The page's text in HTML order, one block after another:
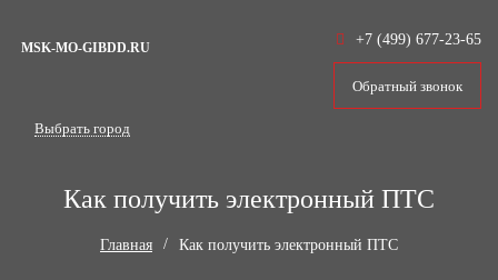
MSK-MO-GIBDD.RU
Выбрать город
+7 (499) 677-23-65
Обратный звонок
Как получить электронный ПТС
Главная Как получить электронный ПТС